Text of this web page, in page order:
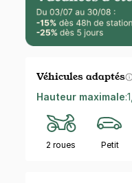
Véhicules adaptés
Hauteur maximale:
2 roues Petit